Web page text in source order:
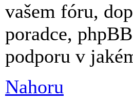
vašem fóru,
poradce,
podporu v
Nahoru